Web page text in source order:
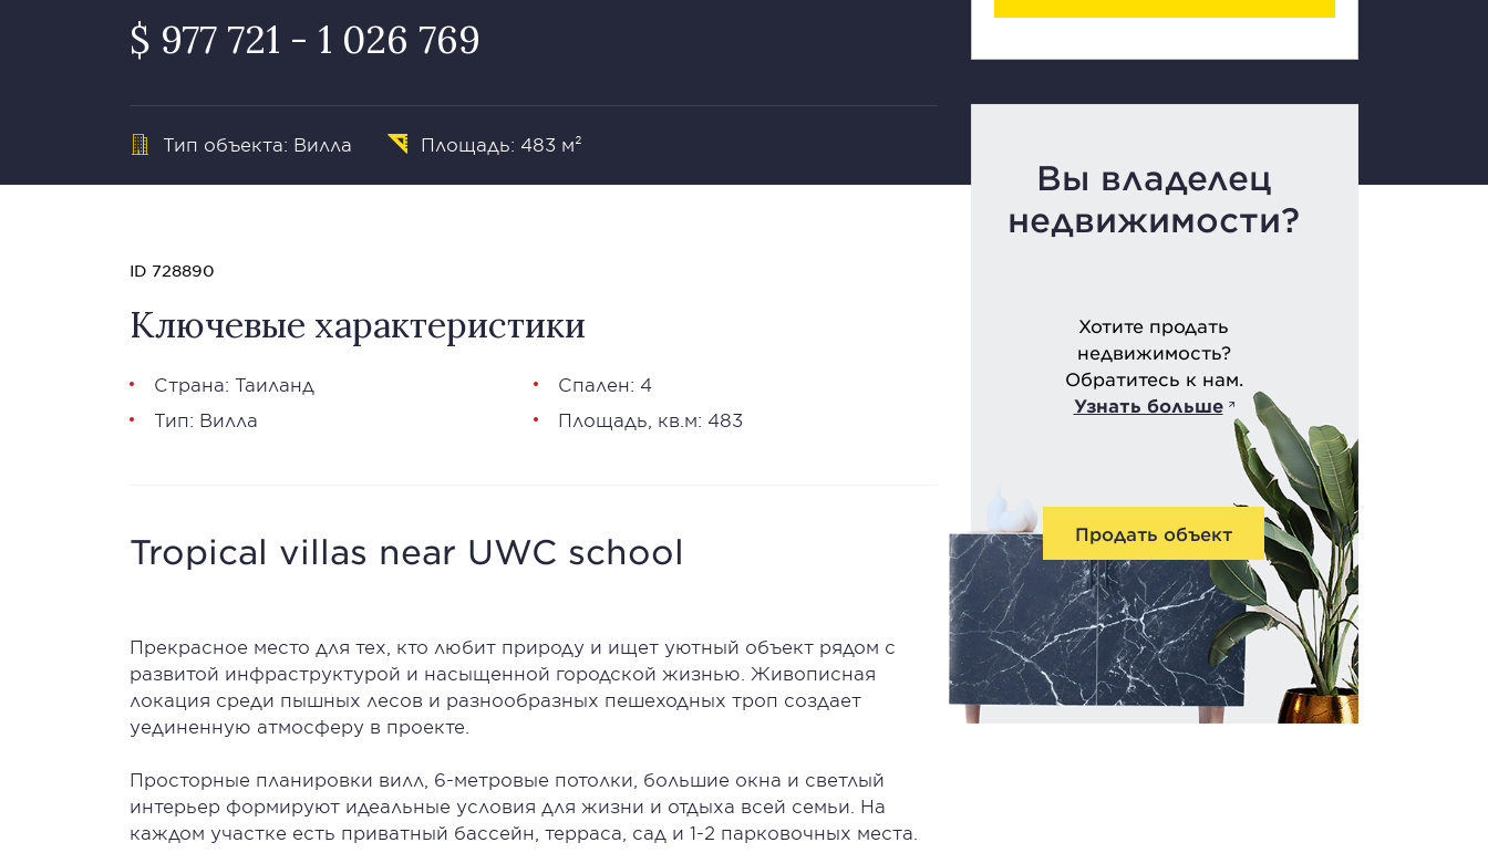
$ 977 721 - 1 026 769
Тип объекта: Вилла Площадь: 483 м²
Вы владелец
недвижимости?
Хотите продать
недвижимость?
Обратитесь к нам.
Узнать больше
Продать объект
ID 728890
Ключевые характеристики
Страна: Таиланд
Тип: Вилла
Спален: 4
Площадь, кв.м: 483
Tropical villas near UWC school
Прекрасное место для тех, кто любит природу и ищет уютный объект рядом с
развитой инфраструктурой и насыщенной городской жизнью. Живописная
локация среди пышных лесов и разнообразных пешеходных троп создает
уединенную атмосферу в проекте.
Просторные планировки вилл, 6-метровые потолки, большие окна и светлый
интерьер формируют идеальные условия для жизни и отдыха всей семьи. На
каждом участке есть приватный бассейн, терраса, сад и 1-2 парковочных места.